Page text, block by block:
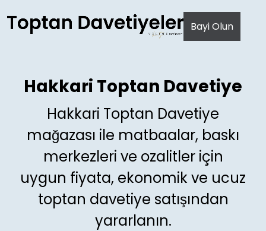
Bayi Olun
Hakkari Toptan Davetiye
Hakkari Toptan Davetiye
mağazası ile matbaalar, baskı
merkezleri ve ozalitler için
uygun fiyata, ekonomik ve ucuz
toptan davetiye satışından
yararlanın.